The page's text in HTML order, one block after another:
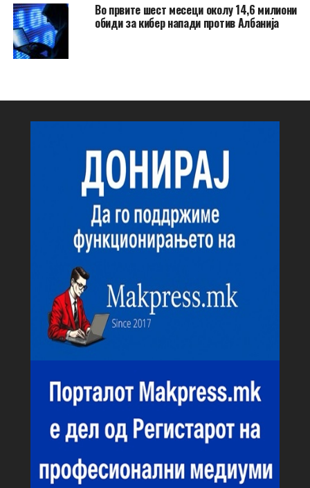
Во првите шест месеци околу 14,6 милиони
обиди за кибер напади против Албанија